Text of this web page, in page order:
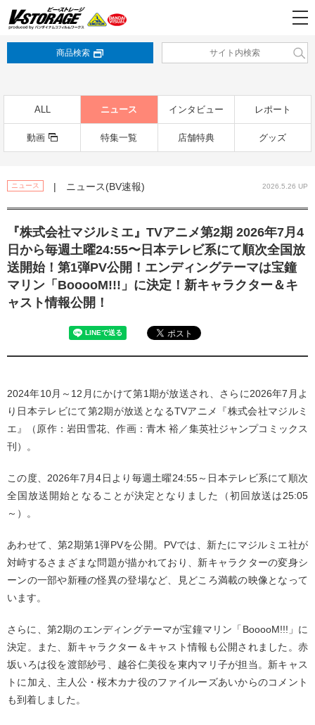
商品検索
ALL ニュース インタビュー レポート
動画 特集一覧 店舗特典 グッズ
ニュース | ニュース(BV速報) 2026.5.26 UP
『株式会社マジルミエ』TVアニメ第2期 2026年7月4
日から毎週土曜24:55〜日本テレビ系にて順次全国放
送開始！第1弾PV公開！エンディングテーマは宝鐘
マリン「BooooM!!!」に決定！新キャラクター＆キ
ャスト情報公開！
2024年10月～12月にかけて第1期が放送され、さらに2026年7月よ
り日本テレビにて第2期が放送となるTVアニメ『株式会社マジルミ
エ』（原作：岩田雪花、作画：青木 裕／集英社ジャンプコミックス
刊）。
この度、2026年7月4日より毎週土曜24:55～日本テレビ系にて順次
全国放送開始となることが決定となりました（初回放送は25:05
～）。
あわせて、第2期第1弾PVを公開。PVでは、新たにマジルミエ社が
対峙するさまざまな問題が描かれており、新キャラクターの変身シ
ーンの一部や新種の怪異の登場など、見どころ満載の映像となって
います。
さらに、第2期のエンディングテーマが宝鐘マリン「BooooM!!!」に
決定。また、新キャラクター＆キャスト情報も公開されました。赤
坂いろは役を渡部紗弓、越谷仁美役を東内マリ子が担当。新キャス
トに加え、主人公・桜木カナ役のファイルーズあいからのコメント
も到着しました。